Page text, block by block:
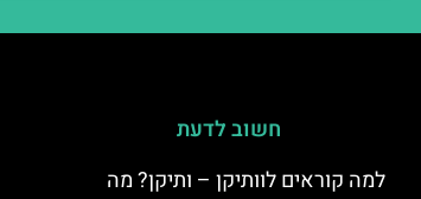
חשוב לדעת
למה קוראים לוותיקן – ותיקן? מה